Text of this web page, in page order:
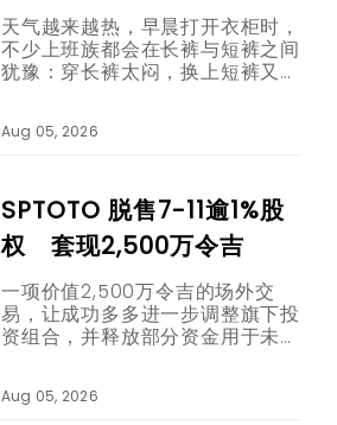
天气越来越热，早晨打开衣柜时，
不少上班族都会在长裤与短裤之间
犹豫：穿长裤太闷，换上短裤又担
论。
Aug 05, 2026
SPTOTO 脱售7-11逾1%股
权 套现2,500万令吉
一项价值2,500万令吉的场外交
易，让成功多多进一步调整旗下投
资组合，并释放部分资金用于未来
Aug 05, 2026